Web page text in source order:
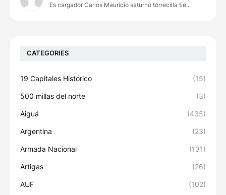
Es cargador Carlos Mauricio saturno torrecilla tie...
CATEGORIES
19 Capitales Histórico (15)
500 millas del norte (3)
Aiguá (435)
Argentina (23)
Armada Nacional (131)
Artigas (26)
AUF (102)